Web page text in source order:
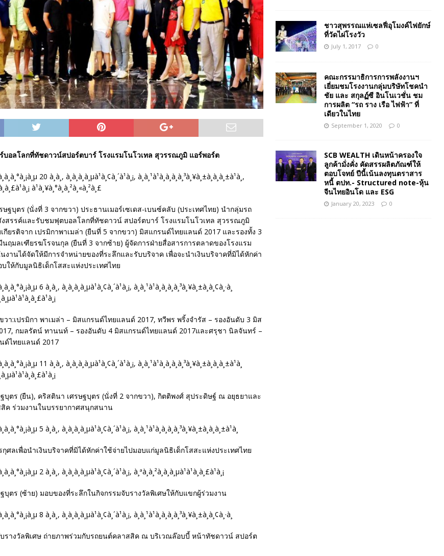
บอลโลกที่ทัชดาวน์สปอร์ตบาร์ โรงแรมโนโวเทล สุวรรณภูมิ แอร์พอร์ต
ษฐบุตร (นั่งที่ 3 จากขวา) ประธานเมอร์เซเดส-เบนซ์คลับ (ประเทศไทย) นำกลุ่มรถ
สรรค์และรับชมฟุตบอลโลกที่ทัชดาวน์ สปอร์ตบาร์ โรงแรมโนโวเทล สุวรรณภูมิ
กียรติจาก เปรมิกาพาเมล่า (ยืนที่ 5 จากขวา) มิสแกรนด์ไทยแลนด์ 2017 และรองทั้ง 3
ฤมลเฑียรฆโรจนกุล (ยืนที่ 3 จากซ้าย) ผู้จัดการฝ่ายสื่อสารการตลาดของโรงแรม
งานได้จัดให้มีการจำหน่ายของที่ระลึกและรับบริจาค เพื่อจะนำเงินบริจาคที่มิได้หักค่า
ให้กับมูลนิธิเด็กโสสะแห่งประเทศไทย
า:เปรมิกา พาเมล่า – มิสแกรนด์ไทยแลนด์ 2017, ทวีพร พริ้งจำรัส – รองอันดับ 3 มิส
กมลรัตน์ ทานนท์ – รองอันดับ 4 มิสแกรนด์ไทยแลนด์ 2017และศรุชา นิลจันทร์ –
ด์ไทยแลนด์ 2017
บุตร (ยืน), คริสตินา เศรษฐบุตร (นั่งที่ 2 จากขวา), กิตติพงศ์ สุประดิษฐ์ ณ อยุธยาและ
ค ร่วมงานในบรรยากาศสนุกสนาน
ศลเพื่อนำเงินบริจาคที่มิได้หักค่าใช้จ่ายไปมอบแก่มูลนิธิเด็กโสสะแห่งประเทศไทย
บุตร (ซ้าย) มอบของที่ระลึกในกิจกรรมจับรางวัลพิเศษให้กับแขกผู้ร่วมงาน
รางวัลพิเศษ ถ่ายภาพร่วมกับรถยนต์คลาสสิค ณ บริเวณล๊อบบี้ หน้าทัชดาวน์ สปอร์ต
ชาวสุพรรณแห่เซลฟี่อุโมงค์ไฟยักษ์
ที่วัดไผ่โรงวัว
July 1, 2017 0
คณะกรรมาธิการการพลังงานฯ
เยี่ยมชมโรงงานกลุ่มบริษัทโชคนำ
ชัย และ สกุลฏ์ซี อินโนเวชั่น ชม
การผลิต “รถ ราง เรือ ไฟฟ้า” ที่
เดียวในไทย
September 1, 2020 0
SCB WEALTH เดินหน้าครองใจ
ลูกค้ามั่งคั่ง คัดสรรผลิตภัณฑ์ให้
ตอบโจทย์ ปีนี้เน้นลงทุนตราสาร
หนี้ ตปท.- Structured note-หุ้น
จีนไทยอินโด และ ESG
January 20, 2023 0